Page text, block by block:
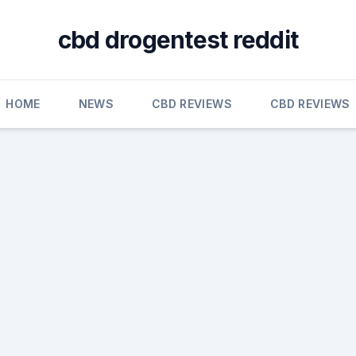
cbd drogentest reddit
HOME NEWS CBD REVIEWS CBD REVIEWS